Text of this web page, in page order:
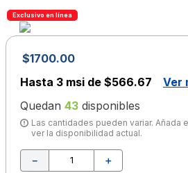
Exclusivo en línea
$1700.00
Hasta 3 msi de $566.67
Ver
Quedan 43 disponibles
Las cantidades pueden variar. Añada
ver la disponibilidad actual.
＋
－
5.
cuadernos
6.
7.
escolar
8.
sacapuntas
9.
lapiz
10 . escritorio